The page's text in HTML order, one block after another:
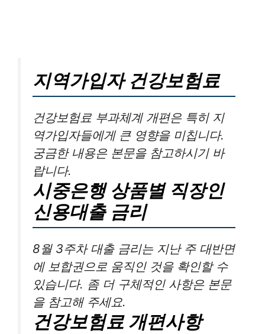
지역가입자 건강보험료
건강보험료 부과체계 개편은 특히 지
역가입자들에게 큰 영향을 미칩니다.
궁금한 내용은 본문을 참고하시기 바
랍니다.
시중은행 상품별 직장인
신용대출 금리
8월 3주차 대출 금리는 지난 주 대반면
에 보합권으로 움직인 것을 확인할 수
있습니다. 좀 더 구체적인 사항은 본문
을 참고해 주세요.
건강보험료 개편사항